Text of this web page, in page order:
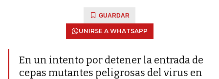
GUARDAR
UNIRSE A WHATSAPP
En un intento por detener la entrada de
cepas mutantes peligrosas del virus en